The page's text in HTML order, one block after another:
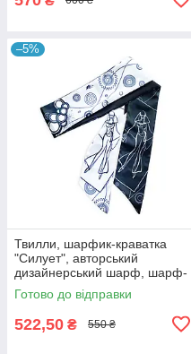
–5%
Твилли, шарфик-краватка
"Силует", авторський
дизайнерський шарф, шарф-
стрічка My Scarf
Готово до відправки
522,50 ₴ 550 ₴